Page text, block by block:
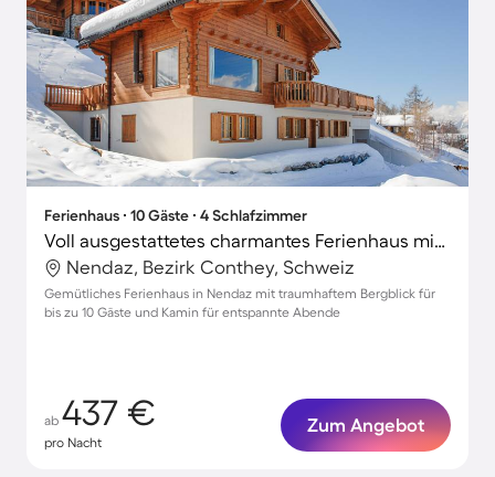
Ferienhaus ∙ 10 Gäste ∙ 4 Schlafzimmer
Voll ausgestattetes charmantes Ferienhaus mit Terrasse | Bergblick | Skifahren in der Nähe
Nendaz, Bezirk Conthey, Schweiz
Gemütliches Ferienhaus in Nendaz mit traumhaftem Bergblick für
bis zu 10 Gäste und Kamin für entspannte Abende
ab 437 €
pro Nacht
Zum Angebot